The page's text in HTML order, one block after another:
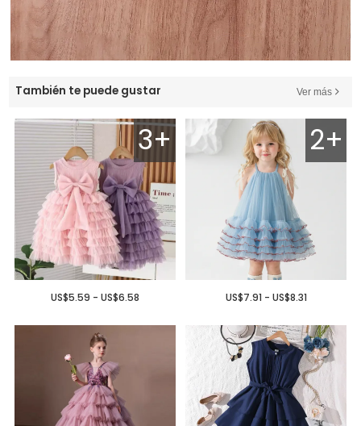
También te puede gustar Ver más
3+
US$5.59 - US$6.58
2+
US$7.91 - US$8.31